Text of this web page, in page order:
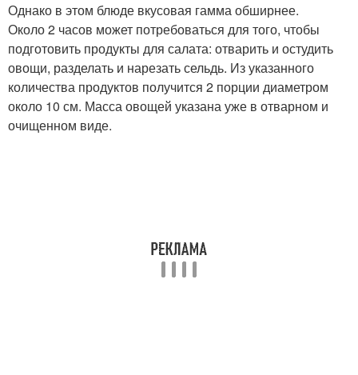
Однако в этом блюде вкусовая гамма обширнее.
Около 2 часов может потребоваться для того, чтобы
подготовить продукты для салата: отварить и остудить
овощи, разделать и нарезать сельдь. Из указанного
количества продуктов получится 2 порции диаметром
около 10 см. Масса овощей указана уже в отварном и
очищенном виде.